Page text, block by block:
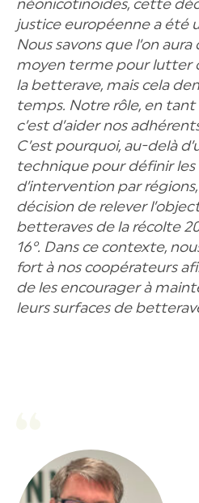
néonicotinoïdes, cette
justice européenne a été
Nous savons que l’on
moyen terme pour lutter
la betterave, mais cela
temps. Notre rôle, en
c’est d’aider nos
C’est pourquoi, au-delà
technique pour définir
d’intervention par
décision de relever
betteraves de la récolte
16°. Dans ce contexte,
fort à nos coopérateurs
de les encourager à
leurs surfaces de